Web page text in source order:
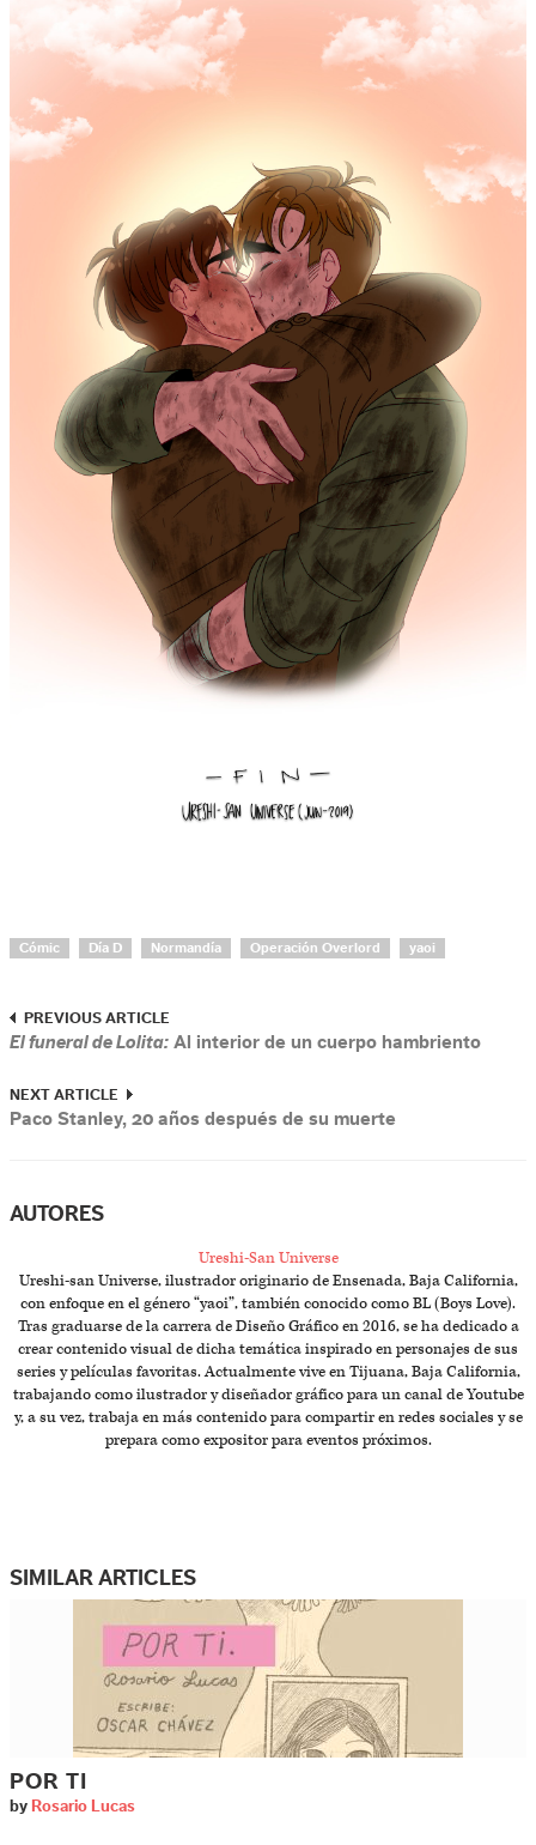
Cómic Día D Normandía Operación Overlord yaoi
PREVIOUS ARTICLE
El funeral de Lolita: Al interior de un cuerpo hambriento
NEXT ARTICLE
Paco Stanley, 20 años después de su muerte
AUTORES
Ureshi-San Universe
Ureshi-san Universe, ilustrador originario de Ensenada, Baja California,
con enfoque en el género “yaoi”, también conocido como BL (Boys Love).
Tras graduarse de la carrera de Diseño Gráfico en 2016, se ha dedicado a
crear contenido visual de dicha temática inspirado en personajes de sus
series y películas favoritas. Actualmente vive en Tijuana, Baja California,
trabajando como ilustrador y diseñador gráfico para un canal de Youtube
y, a su vez, trabaja en más contenido para compartir en redes sociales y se
prepara como expositor para eventos próximos.
SIMILAR ARTICLES
POR TI
by Rosario Lucas